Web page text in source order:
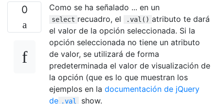
0 Como se ha señalado ... en un
select recuadro, el .val() atributo te dará
el valor de la opción seleccionada. Si la
opción seleccionada no tiene un atributo
de valor, se utilizará de forma
predeterminada el valor de visualización de
la opción (que es lo que muestran los
ejemplos en la documentación de jQuery
de .val
show.